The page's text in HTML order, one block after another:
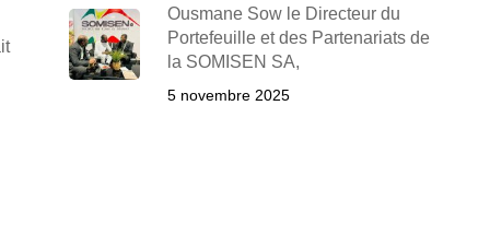
Ousmane Sow le Directeur du
Portefeuille et des Partenariats de
la SOMISEN SA,
5 novembre 2025